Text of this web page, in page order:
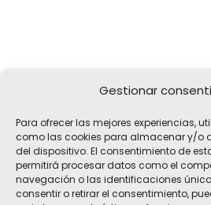
Gestionar
Para ofrecer las mejores experiencias,
como las cookies para almacenar y/o
del dispositivo. El consentimiento de
permitirá procesar datos como el
navegación o las identificaciones
consentir o retirar el consentimiento,
17183 Vilobí
☎972 47 30